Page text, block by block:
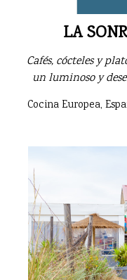
LA
Cafés, cócteles y
un luminoso y
Cocina Europea,